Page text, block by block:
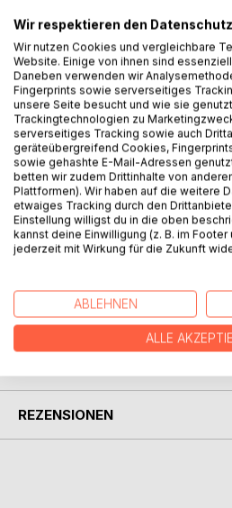
Haiku heute ist ein Projekt zur
deutschsprachigen Haiku. Die
heute.de erstellt aus eingereichten
Jahrbücher, von denen hier das
eine Auswahl der besten Haiku
und so einen Überblick zum Stand
Haiku-Dichtung geben. Dazu
außerhalb der Monatsauswahlen
591 Haiku von 109 Autoren und
dieses zwölfte Jahrbuch des
aufgenommen. Für die Aufnahme
Texte im Jahr 2014 geschrieben
AUTOR/IN
REZENSIONEN
Wir respektieren den Datenschutz
Wir nutzen Cookies und vergleichbare
Website. Einige von ihnen sind
Daneben verwenden wir
Fingerprints sowie serverseitiges
unsere Seite besucht und wie sie
Trackingtechnologien zu
serverseitiges Tracking sowie auch
geräteübergreifend Cookies,
sowie gehashte E-Mail-Adressen
betten wir zudem Drittinhalte von
Plattformen). Wir haben auf die weitere
etwaiges Tracking durch den
Einstellung willigst du in die oben
kannst deine Einwilligung (z. B. im Footer
jederzeit mit Wirkung für die Zukunft
ABLEHNEN
ALLE